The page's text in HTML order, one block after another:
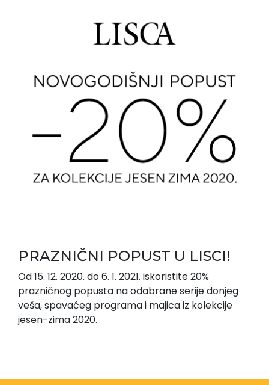
PRAZNIČNI POPUST U LISCI!
Od 15. 12. 2020. do 6. 1. 2021. iskoristite 20%
prazničnog popusta na odabrane serije donjeg
veša, spavaćeg programa i majica iz kolekcije
jesen-zima 2020.